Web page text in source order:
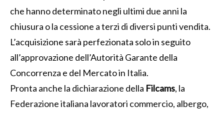
che hanno determinato negli ultimi due anni la
chiusura o la cessione a terzi di diversi punti vendita.
L’acquisizione sarà perfezionata solo in seguito
all’approvazione dell’Autorità Garante della
Concorrenza e del Mercato in Italia.
Pronta anche la dichiarazione della Filcams, la
Federazione italiana lavoratori commercio, albergo,